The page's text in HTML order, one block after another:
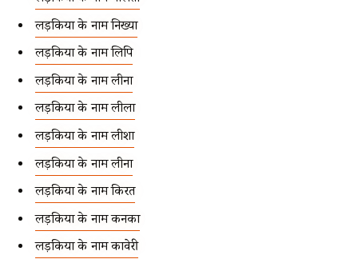
लड़कियों के नाम निख्या
लड़कियों के नाम लिपि
लड़कियों के नाम लीना
लड़कियों के नाम लीला
लड़कियों के नाम लीशा
लड़कियों के नाम लीना
लड़कियों के नाम किरत
लड़कियों के नाम कनका
लड़कियों के नाम कावेरी